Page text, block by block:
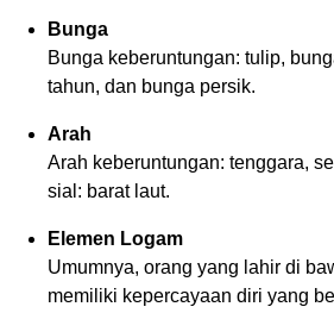
Bunga
Bunga keberuntungan: tulip,
tahun, dan bunga persik.
Arah
Arah keberuntungan: tenggara,
sial: barat laut.
Elemen Logam
Umumnya, orang yang lahir di
memiliki kepercayaan diri yang